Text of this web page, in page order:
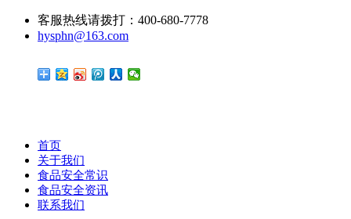
客服热线请拨打：400-680-7778
hysphn@163.com
首页
关于我们
食品安全常识
食品安全资讯
联系我们